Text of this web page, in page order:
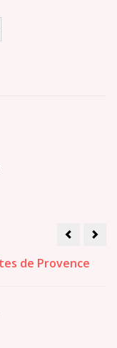
Château
Miraval
2025